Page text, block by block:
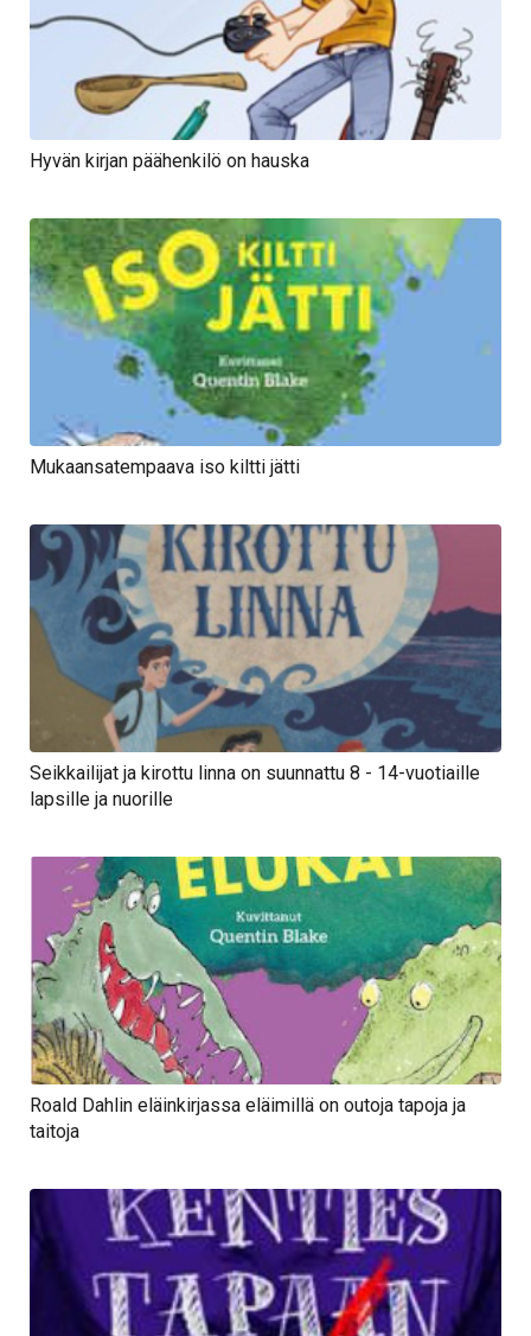
Hyvän kirjan päähenkilö on hauska
Mukaansatempaava iso kiltti jätti
Seikkailijat ja kirottu linna on suunnattu 8 - 14-vuotiaille
lapsille ja nuorille
Roald Dahlin eläinkirjassa eläimillä on outoja tapoja ja
taitoja